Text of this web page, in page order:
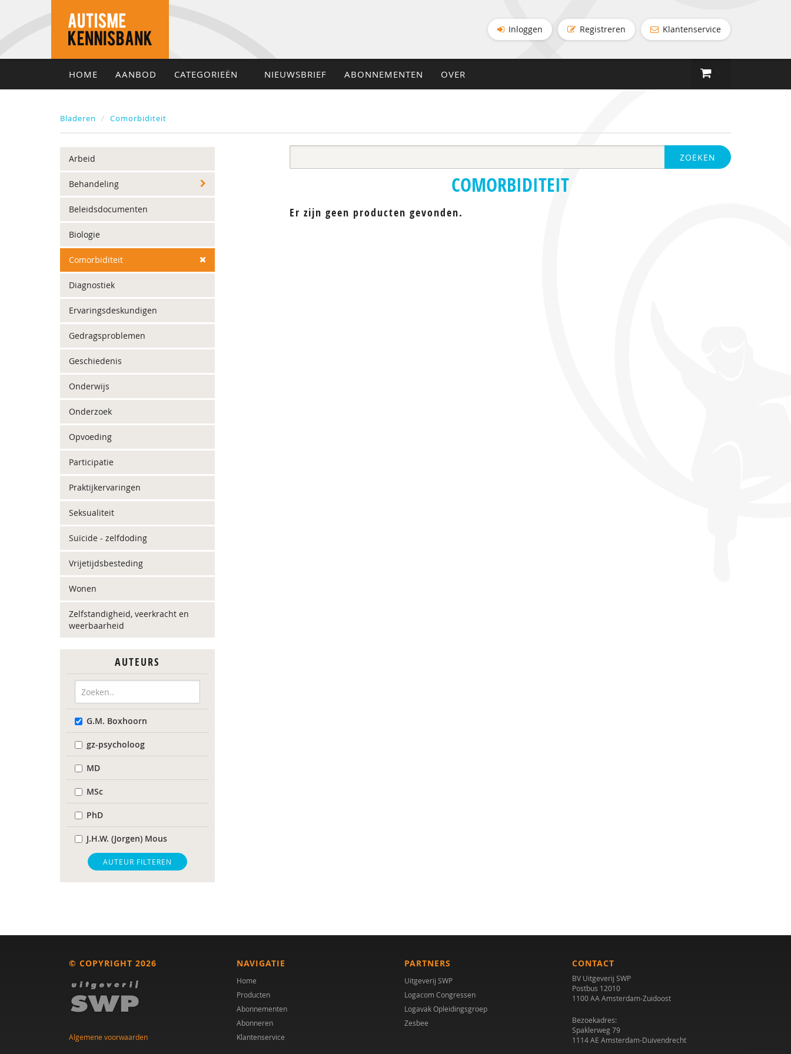
Inloggen Registreren Klantenservice
HOME AANBOD CATEGORIEËN NIEUWSBRIEF ABONNEMENTEN OVER
Bladeren Comorbiditeit
Arbeid
Behandeling
Beleidsdocumenten
Biologie
Comorbiditeit
Diagnostiek
Ervaringsdeskundigen
Gedragsproblemen
Geschiedenis
Onderwijs
Onderzoek
Opvoeding
Participatie
Praktijkervaringen
Seksualiteit
Suïcide - zelfdoding
Vrijetijdsbesteding
Wonen
Zelfstandigheid, veerkracht en
weerbaarheid
AUTEURS
G.M. Boxhoorn
gz-psycholoog
MD
MSc
PhD
J.H.W. (Jorgen) Mous
Drs. A . van der Sijde
Susan A. H. van Hooren
Dr. Anoek M. Oerlemans
Bram B. Sizoo
AMC/de Bascule
AUTEUR FILTEREN
ZOEKEN
COMORBIDITEIT
Er zijn geen producten gevonden.
© COPYRIGHT 2026
Algemene voorwaarden
NAVIGATIE
Home
Producten
Abonnementen
Abonneren
Klantenservice
PARTNERS
Uitgeverij SWP
Logacom Congressen
Logavak Opleidingsgroep
Zesbee
CONTACT
BV Uitgeverij SWP
Postbus 12010
1100 AA Amsterdam-Zuidoost
Bezoekadres:
Spaklerweg 79
1114 AE Amsterdam-Duivendrecht